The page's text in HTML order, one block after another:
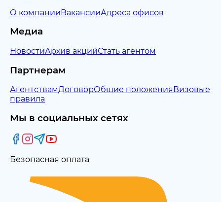
О компанииВакансииАдреса офисов
Медиа
НовостиАрхив акцийСтать агентом
Партнерам
АгентствамДоговорОбщие положения Визовые
правила
Мы в социальных сетях
Безопасная оплата